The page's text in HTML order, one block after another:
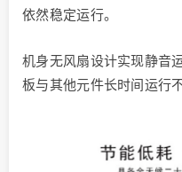
依然稳定运行。
机身无风扇设计实现静音
板与其他元件长时间运行